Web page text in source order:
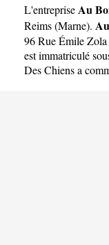
L'entrepriseAu
Reims(Marne).
96 Rue Émile
est immatriculé
Des Chiens a